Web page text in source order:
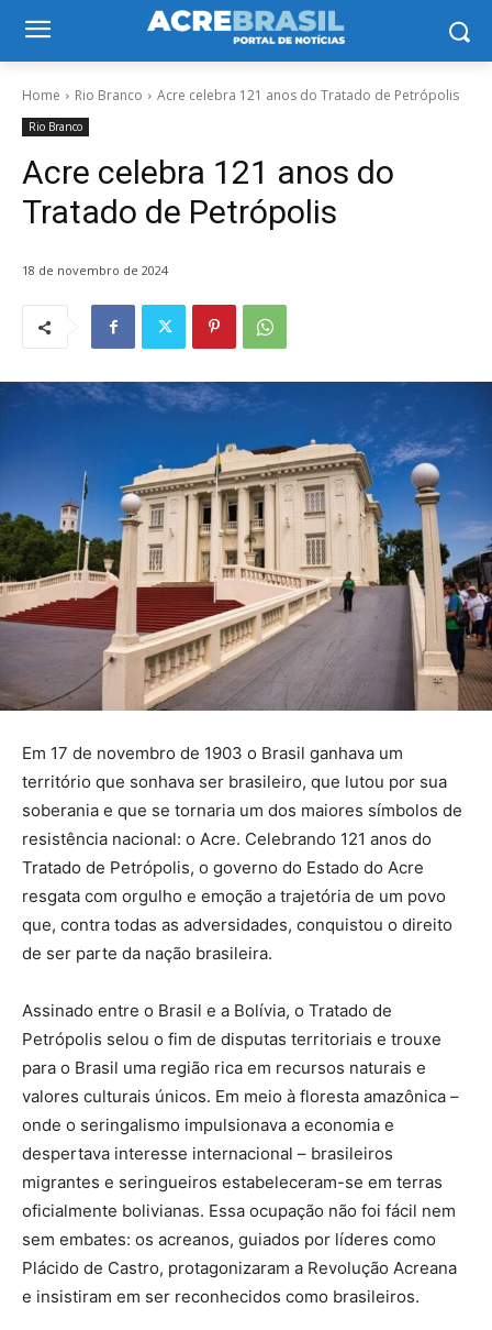
Home Rio Branco Acre celebra 121 anos do Tratado de Petrópolis
Rio Branco
Acre celebra 121 anos do
Tratado de Petrópolis
18 de novembro de 2024
Em 17 de novembro de 1903 o Brasil ganhava um
território que sonhava ser brasileiro, que lutou por sua
soberania e que se tornaria um dos maiores símbolos de
resistência nacional: o Acre. Celebrando 121 anos do
Tratado de Petrópolis, o governo do Estado do Acre
resgata com orgulho e emoção a trajetória de um povo
que, contra todas as adversidades, conquistou o direito
de ser parte da nação brasileira.
Assinado entre o Brasil e a Bolívia, o Tratado de
Petrópolis selou o fim de disputas territoriais e trouxe
para o Brasil uma região rica em recursos naturais e
valores culturais únicos. Em meio à floresta amazônica –
onde o seringalismo impulsionava a economia e
despertava interesse internacional – brasileiros
migrantes e seringueiros estabeleceram-se em terras
oficialmente bolivianas. Essa ocupação não foi fácil nem
sem embates: os acreanos, guiados por líderes como
Plácido de Castro, protagonizaram a Revolução Acreana
e insistiram em ser reconhecidos como brasileiros.